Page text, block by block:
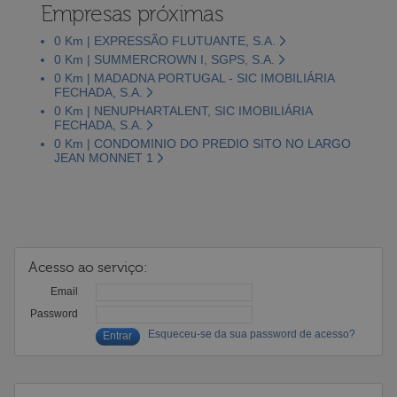
Empresas próximas
0 Km | EXPRESSÃO FLUTUANTE, S.A.
0 Km | SUMMERCROWN I, SGPS, S.A.
0 Km | MADADNA PORTUGAL - SIC IMOBILIÁRIA
FECHADA, S.A.
0 Km | NENUPHARTALENT, SIC IMOBILIÁRIA
FECHADA, S.A.
0 Km | CONDOMINIO DO PREDIO SITO NO LARGO
JEAN MONNET 1
Acesso ao serviço:
Email
Password
Esqueceu-se da sua password de acesso?